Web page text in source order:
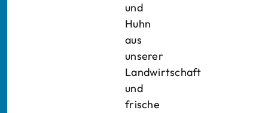
und
Huhn
aus
unserer
Landwirtschaft
und
frische